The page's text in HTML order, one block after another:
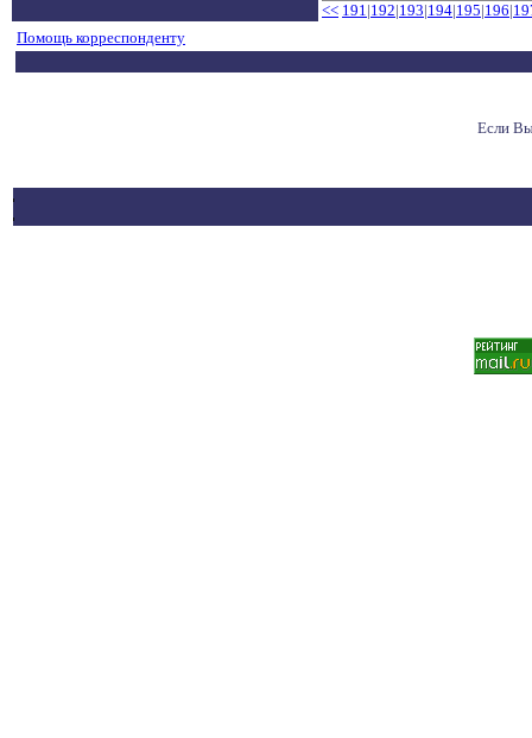
<< 191|192|193|194|195|196|
Помощь корреспонденту
Если